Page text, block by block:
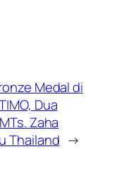
Medal di
Dua
Zaha
Thailand →